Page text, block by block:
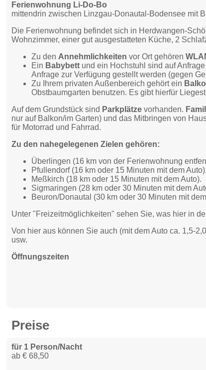
Ferienwohnung Li-Do-Bo
mittendrin zwischen Linzgau-Donautal-Bodensee mit
Die Ferienwohnung befindet sich in Herdwangen-
Wohnzimmer, einer gut ausgestatteten Küche, 2
Zu den Annehmlichkeiten vor Ort gehören
Ein Babybett und ein Hochstuhl sind auf
Anfrage zur Verfügung gestellt werden (gegen
Zu Ihrem privaten Außenbereich gehört ein
Obstbaumgarten benutzen. Es gibt hierfür
Auf dem Grundstück sind Parkplätze vorhanden.
nur auf Balkon/im Garten) und das Mitbringen von
für Motorrad und Fahrrad.
Zu den nahegelegenen Zielen gehören:
Überlingen (16 km von der Ferienwohnung
Pfullendorf (16 km oder 15 Minuten mit dem Auto).
Meßkirch (18 km oder 15 Minuten mit dem Auto).
Sigmaringen (28 km oder 30 Minuten mit dem
Beuron/Donautal (30 km oder 30 Minuten mit
Unter "Freizeitmöglichkeiten" sehen Sie, was hier in
Von hier aus können Sie auch (mit dem Auto ca. 1,5-
usw.
Öffnungszeiten
Preise
für 1 Person/Nacht
ab € 68,50